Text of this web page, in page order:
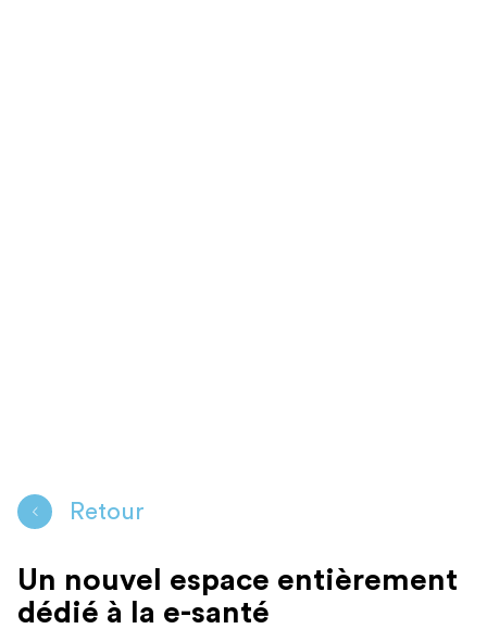
Retour
Un nouvel espace entièrement
dédié à la e-santé